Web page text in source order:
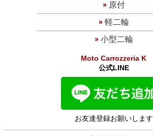
原付
軽二輪
小型二輪
Moto Carrozzeria K
公式LINE
お友達登録お願いします